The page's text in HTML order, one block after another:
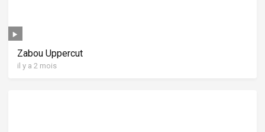
Zabou Uppercut
il y a 2 mois